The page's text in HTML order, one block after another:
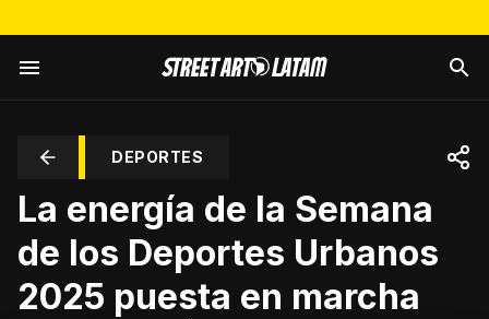
DEPORTES
La energía de la Semana
de los Deportes Urbanos
2025 puesta en marcha